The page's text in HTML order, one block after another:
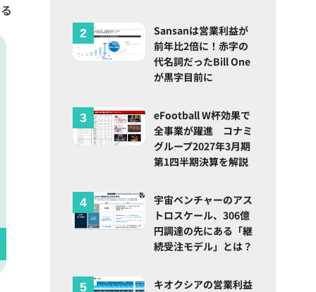
Sansanは営業利益が
前年比2倍に！赤字の
代名詞だったBill One
が黒字目前に
eFootball W杯効果で
全事業が躍進 コナミ
グループ2027年3月期
第1四半期決算を解説
宇宙ベンチャーのアス
トロスケール、306億
円調達の先にある「継
続受注モデル」とは？
キオクシアの営業利益